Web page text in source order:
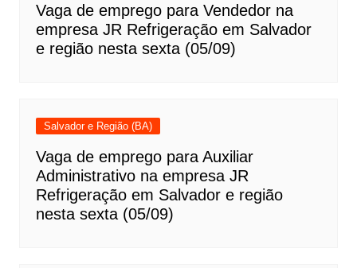
Vaga de emprego para Vendedor na
empresa JR Refrigeração em Salvador
e região nesta sexta (05/09)
Salvador e Região (BA)
Vaga de emprego para Auxiliar
Administrativo na empresa JR
Refrigeração em Salvador e região
nesta sexta (05/09)